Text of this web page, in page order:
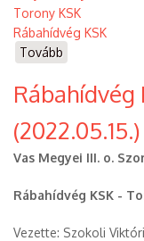
Torony KSK
Rábahídvég KSK
Tovább
-
KSK
(2023.10.08.))
Rábahídvég
(2022.05.15.)
Vas Megyei III. o.
Rábahídvég KSK -
Vezette: Szokoli